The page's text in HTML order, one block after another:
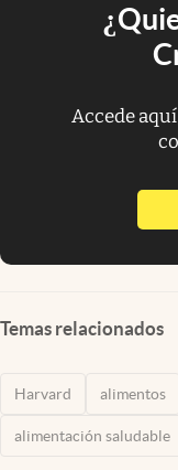
Accede
Temas relacionados
Harvard alimentos
alimentación saludable